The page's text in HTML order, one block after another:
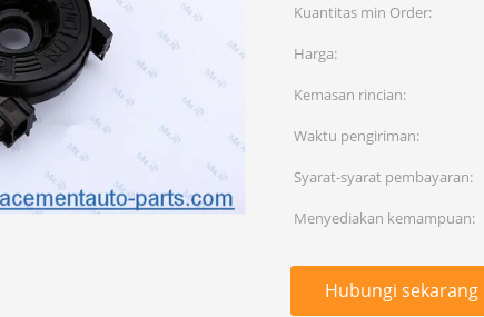
Kuantitas min Order:
Harga:
Kemasan rincian:
Waktu pengiriman:
Syarat-syarat pembayaran:
Menyediakan kemampuan:
Hubungi sekarang